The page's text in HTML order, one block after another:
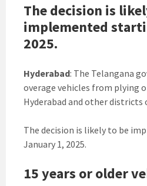
The decision is
implemented
2025.
Hyderabad: The Telangana
overage vehicles from plying
Hyderabad and other districts
The decision is likely to be
January 1, 2025.
15 years or older